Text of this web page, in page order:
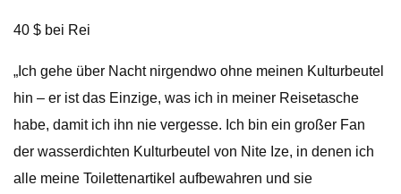
40 $ bei Rei
„Ich gehe über Nacht nirgendwo ohne meinen Kulturbeutel
hin – er ist das Einzige, was ich in meiner Reisetasche
habe, damit ich ihn nie vergesse. Ich bin ein großer Fan
der wasserdichten Kulturbeutel von Nite Ize, in denen ich
alle meine Toilettenartikel aufbewahren und sie